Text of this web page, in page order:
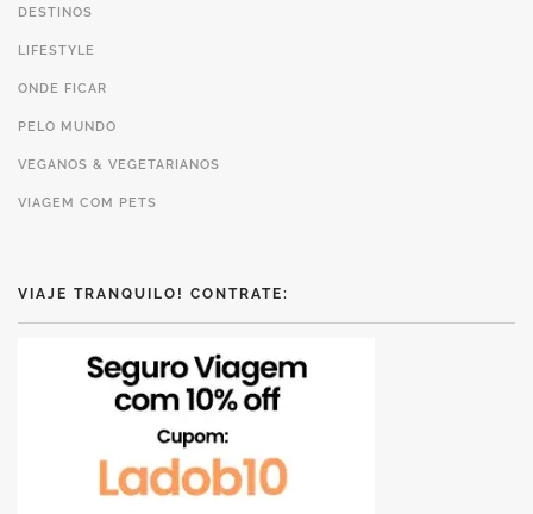
DESTINOS
LIFESTYLE
ONDE FICAR
PELO MUNDO
VEGANOS & VEGETARIANOS
VIAGEM COM PETS
VIAJE TRANQUILO! CONTRATE: